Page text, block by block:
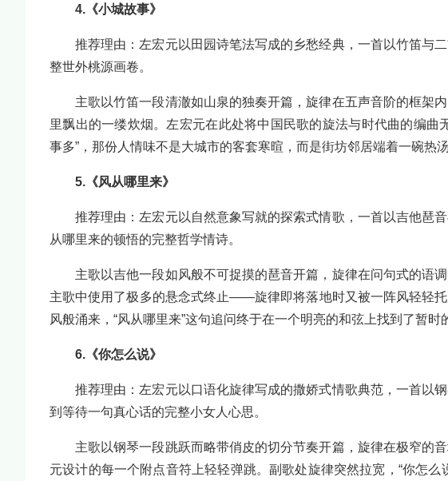
4.《小城故事》
推荐理由：左宏元以田园诗笔法写成的乡愁经典，一首以竹笛与
整世外桃源画卷。
主歌以竹笛一段清澈如山泉的独奏开篇，旋律在五声音阶的框架
里飘出的一缕炊烟。左宏元在此处将中国民歌的旋法与时代曲的编曲
事多”，那份人情味不是大城市的客套寒暄，而是街坊邻居端着一碗热
5.《风从哪里来》
推荐理由：左宏元以自然意象写就的探索式情歌，一首以吉他琶
从哪里来的顿悟的完整哲学情诗。
主歌以吉他一段如风般不可捉摸的琶音开篇，旋律在问句式的语
主歌中使用了极多的悬念式终止——旋律即将落地时又被一阵风轻轻
风般涌来，“风从哪里来”这句追问终于在一个明亮的和弦上找到了暂时
6.《你怎么说》
推荐理由：左宏元以口语化旋律写成的撒娇式情歌典范，一首以
到等待一句真心话的完整小女人心思。
主歌以钢琴一段跳跃而略带俏皮的切分节奏开篇，旋律在极窄的
元设计的每一个附点音符上轻轻弹跳。副歌处旋律突然拉宽，“你怎